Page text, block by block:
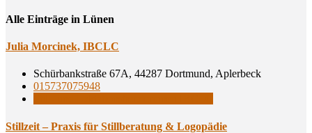
Alle Einträge in Lünen
Julia Mor­ci­nek, IBCLC
Schürbankstraße 67A, 44287 Dortmund, Aplerbeck
015737075948
Still­zeit – Pra­xis für Still­be­ra­tung & Logopädie